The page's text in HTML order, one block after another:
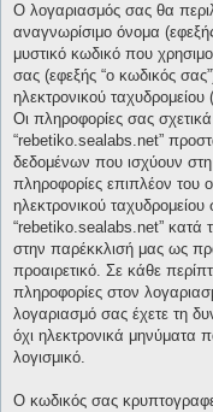
Ο λογαριασμός σας θα
αναγνωρίσιμο όνομα
μυστικό κωδικό που
σας (εφεξής “ο κωδικός
ηλεκτρονικού ταχυδρομείου
Οι πληροφορίες σας
“rebetiko.sealabs.net”
δεδομένων που ισχύουν
πληροφορίες επιπλέον του
ηλεκτρονικού
“rebetiko.sealabs.net” κατά
στην παρέκκλισή μας ως
προαιρετικό. Σε κάθε
πληροφορίες στον
λογαριασμό σας έχετε τη
όχι ηλεκτρονικά μηνύματα
λογισμικό.
Ο κωδικός σας